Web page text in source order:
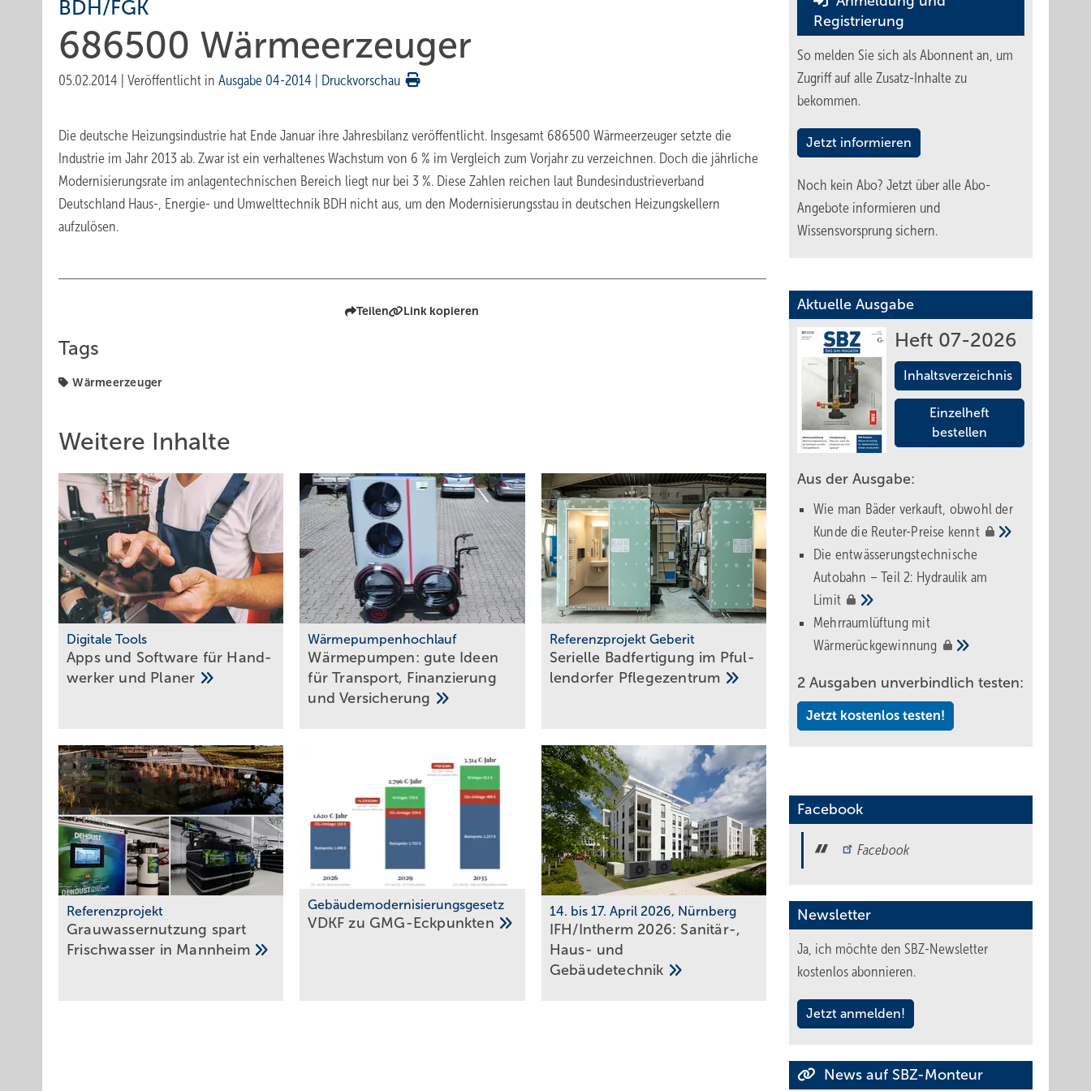
BDH/FGK
686500 Wärmeerzeuger
05.02.2014 Veröffentlicht in Ausgabe 04-2014 Druckvorschau
Die deutsche Heizungsindustrie hat Ende Januar ihre Jahresbilanz veröffentlicht. Insgesamt 686500 Wärmeerzeuger setzte die
Industrie im Jahr 2013 ab. Zwar ist ein verhaltenes Wachstum von 6 % im Vergleich zum Vorjahr zu verzeichnen. Doch die jährliche
Modernisierungsrate im anlagentechnischen Bereich liegt nur bei 3 %. Diese Zahlen reichen laut Bundesindustrieverband
Deutschland Haus-, Energie- und Umwelttechnik BDH nicht aus, um den Modernisierungsstau in deutschen Heizungskellern
aufzulösen.
Teilen Link kopieren
Tags
Wärmeerzeuger
Weitere Inhalte
Digitale Tools
Apps und Soft­ware für Hand­
werker und Planer
Wärmepumpenhochlauf
Wärmepumpen: gute Ideen
für Transport, Finanzierung
undVersicherung
Referenzprojekt Geberit
Serielle Badfertigung im Pful­
len­dor­fer Pfle­ge­zen­trum
Referenzprojekt
Grauwassernutzung spart
Frisch­was­ser in Mann­heim
Gebäudemodernisierungsgesetz
VDKF zu GMG-Eckpunkten
14. bis 17. April 2026, Nürnberg
IFH/Intherm 2026: Sanitär-,
Haus- und
Ge­bäu­de­tech­nik
Registrierung
So melden Sie sich als Abonnent an, um
Zugriff auf alle Zusatz-Inhalte zu
bekommen.
Jetzt informieren
Noch kein Abo? Jetzt über alle Abo-
Angebote informieren und
Wissensvorsprung sichern.
Aktuelle Ausgabe
Heft 07-2026
Inhaltsverzeichnis
Einzelheft
bestellen
Aus der Ausgabe:
Wie man Bäder verkauft, obwohl der
Kunde die Reuter-Preise kennt
Die entwässerungstechnische
Autobahn – Teil 2: Hydraulik am
Limit
Mehrraumlüftung mit
Wärmerückgewinnung
2 Ausgaben unverbindlich testen:
Jetzt kostenlos testen!
Facebook
Facebook
Newsletter
Ja, ich möchte den SBZ-Newsletter
kostenlos abonnieren.
Jetzt anmelden!
News auf SBZ-Monteur